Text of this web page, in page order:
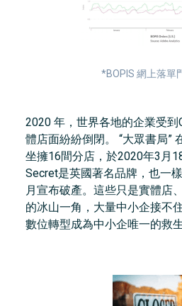
*BOPIS 網上落單
2020 年，世界各地的企業受
體店面紛紛倒閉。 “大眾書局”
坐擁16間分店，於2020年3月
Secret是英國著名品牌，也一
月宣布破產。這些只是實體店
的冰山一角，大量中小企接不
數位轉型成為中小企唯一的救生